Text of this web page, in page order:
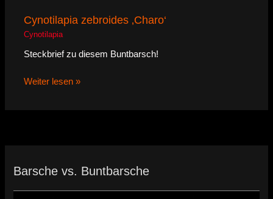
Cynotilapia zebroides ‚Charo‘
Cynotilapia
Steckbrief zu diesem Buntbarsch!
Weiter lesen »
Barsche vs. Buntbarsche